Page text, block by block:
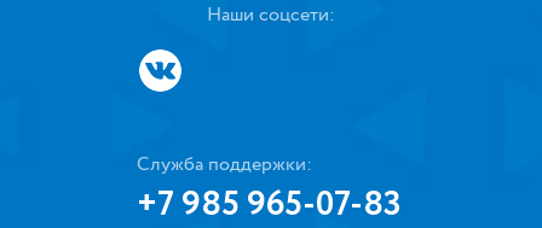
Наши соцсети:
Служба поддержки:
+7 985 965-07-83